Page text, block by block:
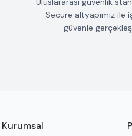
Secure altyapımız ile
güvenle
Kurumsal